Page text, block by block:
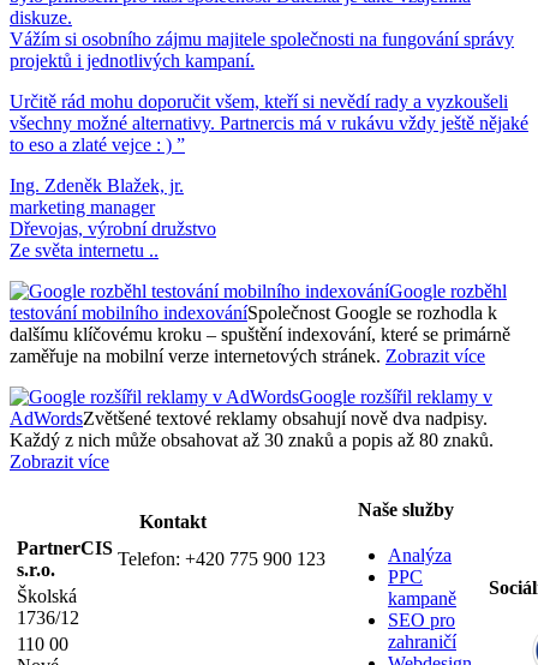
diskuze.
Vážím si osobního zájmu majitele společnosti na fungování správy
projektů i jednotlivých kampaní.
Určitě rád mohu doporučit všem, kteří si nevědí rady a vyzkoušeli
všechny možné alternativy. Partnercis má v rukávu vždy ještě nějaké
to eso a zlaté vejce : ) ”
Ing. Zdeněk Blažek, jr.
marketing manager
Dřevojas, výrobní družstvo
Ze světa internetu ..
Google rozběhl
testování mobilního indexováníSpolečnost Google se rozhodla k
dalšímu klíčovému kroku – spuštění indexování, které se primárně
zaměřuje na mobilní verze internetových stránek. Zobrazit více
Google rozšířil reklamy v
AdWordsZvětšené textové reklamy obsahují nově dva nadpisy.
Každý z nich může obsahovat až 30 znaků a popis až 80 znaků.
Zobrazit více
Kontakt
PartnerCIS
s.r.o.
Telefon: +420 775 900 123
Školská
1736/12
110 00
Naše služby
Analýza
PPC
kampaně
SEO pro
zahraničí